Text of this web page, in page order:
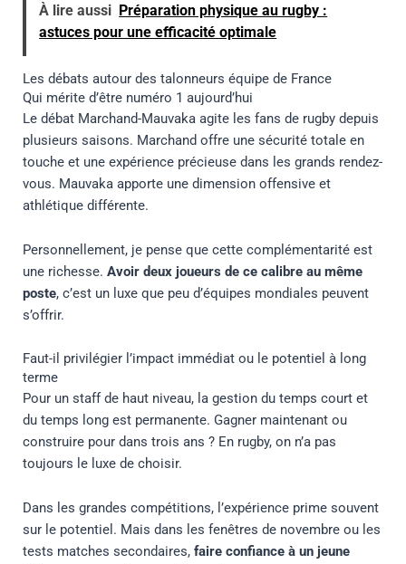
À lire aussi Préparation physique au rugby :
astuces pour une efficacité optimale
Les débats autour des talonneurs équipe de France
Qui mérite d’être numéro 1 aujourd’hui
Le débat Marchand-Mauvaka agite les fans de rugby depuis
plusieurs saisons. Marchand offre une sécurité totale en
touche et une expérience précieuse dans les grands rendez-
vous. Mauvaka apporte une dimension offensive et
athlétique différente.
Personnellement, je pense que cette complémentarité est
une richesse. Avoir deux joueurs de ce calibre au même
poste, c’est un luxe que peu d’équipes mondiales peuvent
s’offrir.
Faut-il privilégier l’impact immédiat ou le potentiel à long
terme
Pour un staff de haut niveau, la gestion du temps court et
du temps long est permanente. Gagner maintenant ou
construire pour dans trois ans ? En rugby, on n’a pas
toujours le luxe de choisir.
Dans les grandes compétitions, l’expérience prime souvent
sur le potentiel. Mais dans les fenêtres de novembre ou les
tests matches secondaires, faire confiance à un jeune